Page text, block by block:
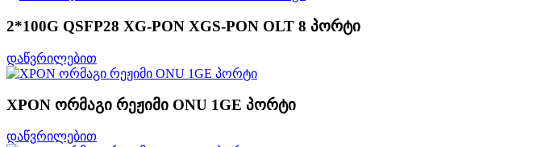
2*100G QSFP28 XG-PON XGS-PON OLT 8 პორტი
დაწვრილებით
XPON ორმაგი რეჟიმი ONU 1GE პორტი
დაწვრილებით